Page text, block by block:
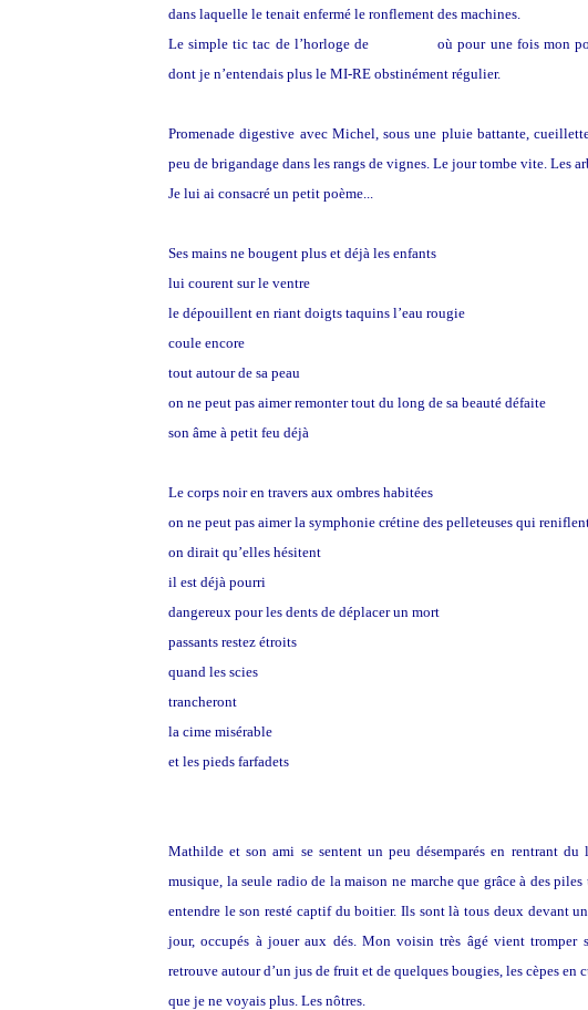
dans laquelle le tenait enfermé le ronflement des machines.
Le simple tic tac de l’horloge de
où pour une fois mon
dont je n’entendais plus le MI-RE obstinément régulier.
Promenade digestive avec Michel, sous une pluie battante,
peu de brigandage dans les rangs de vignes. Le jour tombe vite. Les
Je lui ai consacré un petit poème...
Ses mains ne bougent plus et déjà les enfants
lui courent sur le ventre
le dépouillent en riant doigts taquins l’eau rougie
coule encore
tout autour de sa peau
on ne peut pas aimer remonter tout du long de sa beauté défaite
son âme à petit feu déjà
Le corps noir en travers aux ombres habitées
on ne peut pas aimer la symphonie crétine des pelleteuses qui
on dirait qu’elles hésitent
il est déjà pourri
dangereux pour les dents de déplacer un mort
passants restez étroits
quand les scies
trancheront
la cime misérable
et les pieds farfadets
Mathilde et son ami se sentent un peu désemparés en rentrant du
musique, la seule radio de la maison ne marche que grâce à des
entendre le son resté captif du boitier. Ils sont là tous deux devant
jour, occupés à jouer aux dés. Mon voisin très âgé vient tromper
retrouve autour d’un jus de fruit et de quelques bougies, les cèpes en
que je ne voyais plus. Les nôtres.